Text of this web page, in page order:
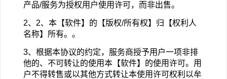
产品/服务为授权用户使用许可，而非出售。
2、2、本【软件】的【版权/所有权】归【权利人
名称】所有。。
3、根据本协议的约定，服务商授予用户一项非排
他的、不可转让的使用本【软件】的使用许可。用
户不得转售或以其他方式转让本使用许可权利以牟